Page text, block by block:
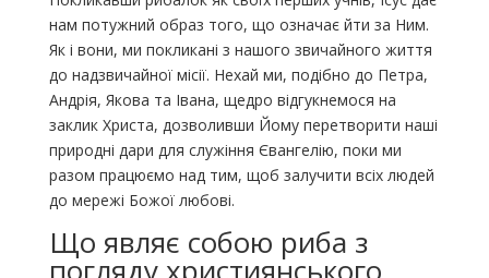
нам потужний образ того, що означає йти за Ним.
Як і вони, ми покликані з нашого звичайного життя
до надзвичайної місії. Нехай ми, подібно до Петра,
Андрія, Якова та Івана, щедро відгукнемося на
заклик Христа, дозволивши Йому перетворити наші
природні дари для служіння Євангелію, поки ми
разом працюємо над тим, щоб залучити всіх людей
до мережі Божої любові.
Що являє собою риба з
погляду християнського